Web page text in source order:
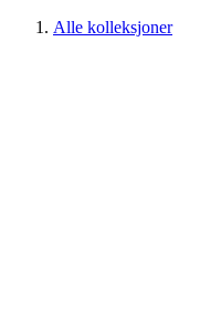
Alle kolleksjoner